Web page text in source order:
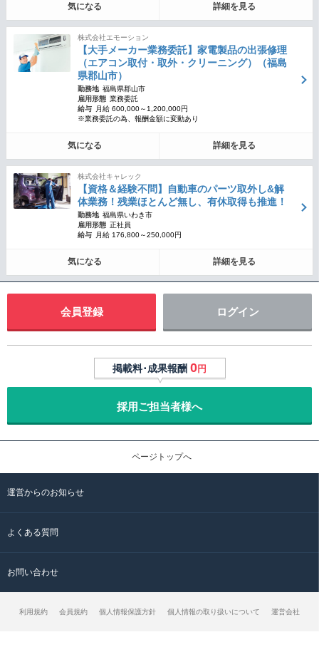
気になる 詳細を見る
株式会社エモーション
【大手メーカー業務委託】家電製品の出張修理
（エアコン取付・取外・クリーニング）（福島
県郡山市）
勤務地 福島県郡山市
雇用形態 業務委託
給与
月給 600,000～1,200,000円
※業務委託の為、報酬金額に変動あり
気になる 詳細を見る
株式会社キャレック
【資格＆経験不問】自動車のパーツ取外し&解
体業務！残業ほとんど無し、有休取得も推進！
勤務地 福島県いわき市
雇用形態 正社員
給与
月給 176,800～250,000円
気になる 詳細を見る
会員登録 ログイン
掲載料･成果報酬 0円
採用ご担当者様へ
ページトップへ
運営からのお知らせ
よくある質問
お問い合わせ
利用規約 会員規約 個人情報保護方針 個人情報の取り扱いについて 運営会社